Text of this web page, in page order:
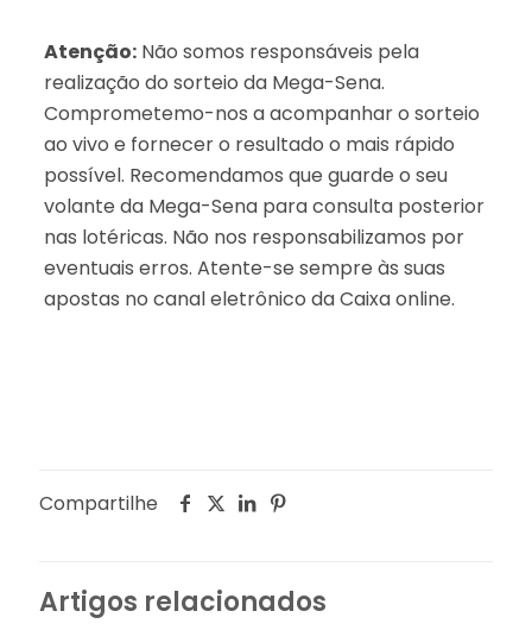
Atenção:Não somos responsáveis pela
realização do sorteio da Mega-Sena.
Comprometemo-nos a acompanhar o sorteio
ao vivo e fornecer o resultado o mais rápido
possível. Recomendamos que guarde o seu
volante da Mega-Sena para consulta posterior
nas lotéricas. Não nos responsabilizamos por
eventuais erros. Atente-se sempre às suas
apostas no canal eletrônico da Caixa online.
Compartilhe
Artigos relacionados